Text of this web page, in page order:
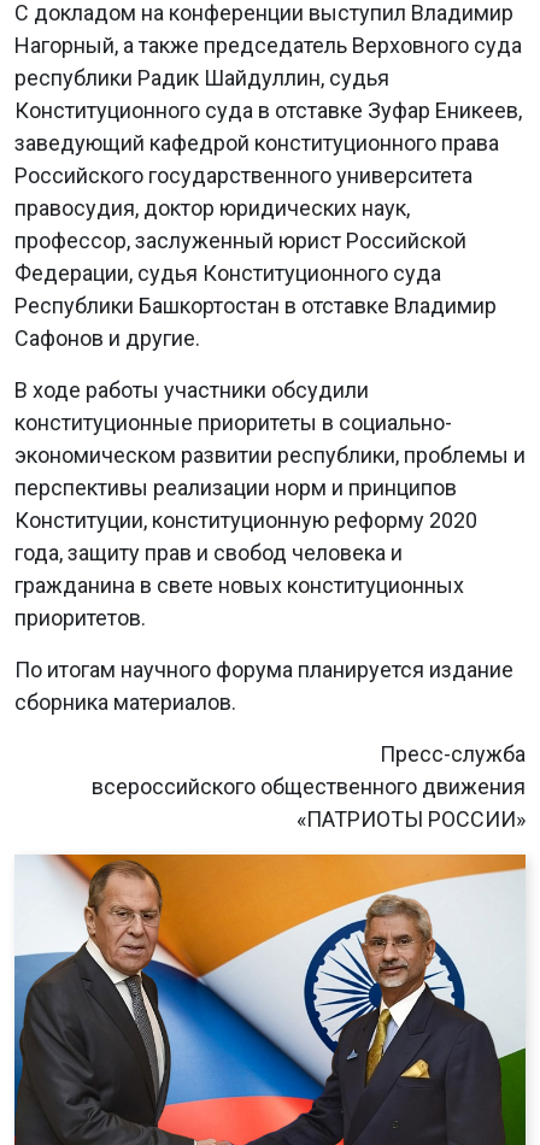
С докладом на конференции выступил Владимир
Нагорный, а также председатель Верховного суда
республики Радик Шайдуллин, судья
Конституционного суда в отставке Зуфар Еникеев,
заведующий кафедрой конституционного права
Российского государственного университета
правосудия, доктор юридических наук,
профессор, заслуженный юрист Российской
Федерации, судья Конституционного суда
Республики Башкортостан в отставке Владимир
Сафонов и другие.
В ходе работы участники обсудили
конституционные приоритеты в социально-
экономическом развитии республики, проблемы и
перспективы реализации норм и принципов
Конституции, конституционную реформу 2020
года, защиту прав и свобод человека и
гражданина в свете новых конституционных
приоритетов.
По итогам научного форума планируется издание
сборника материалов.
Пресс-служба
всероссийского общественного движения
«ПАТРИОТЫ РОССИИ»